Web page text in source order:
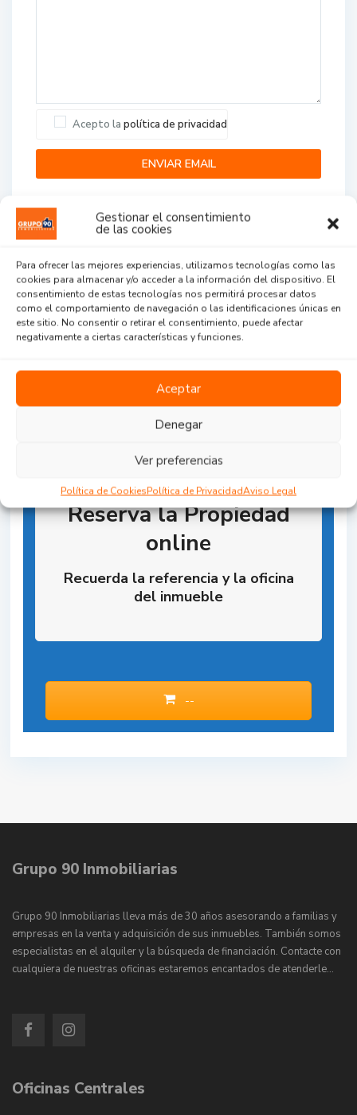
Gestionar el consentimiento
de las cookies
Para ofrecer las mejores experiencias, utilizamos tecnologías como las
cookies para almacenar y/o acceder a la información del dispositivo. El
consentimiento de estas tecnologías nos permitirá procesar datos
como el comportamiento de navegación o las identificaciones únicas en
este sitio. No consentir o retirar el consentimiento, puede afectar
negativamente a ciertas características y funciones.
Aceptar
Denegar
Ver preferencias
Política de CookiesPolítica de PrivacidadAviso Legal
Acepto la política de privacidad
Agent Reviews
...
Reserva la Propiedad
online
Recuerda la referencia y la oficina
del inmueble
--
Grupo 90 Inmobiliarias
Grupo 90 Inmobiliarias lleva más de 30 años asesorando a familias y
empresas en la venta y adquisición de sus inmuebles. También somos
especialistas en el alquiler y la búsqueda de financiación. Contacte con
cualquiera de nuestras oficinas estaremos encantados de atenderle…
Oficinas Centrales